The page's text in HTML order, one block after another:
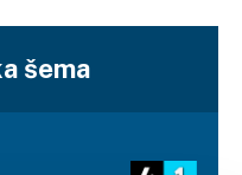
šema